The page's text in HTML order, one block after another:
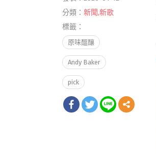
分類： 新聞,新歌
標籤：
原味醞釀
Andy Baker
pick